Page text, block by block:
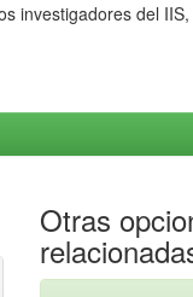
investigadores del
Otras